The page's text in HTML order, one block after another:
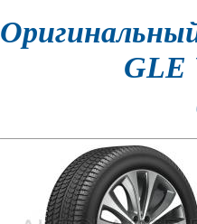
GLE